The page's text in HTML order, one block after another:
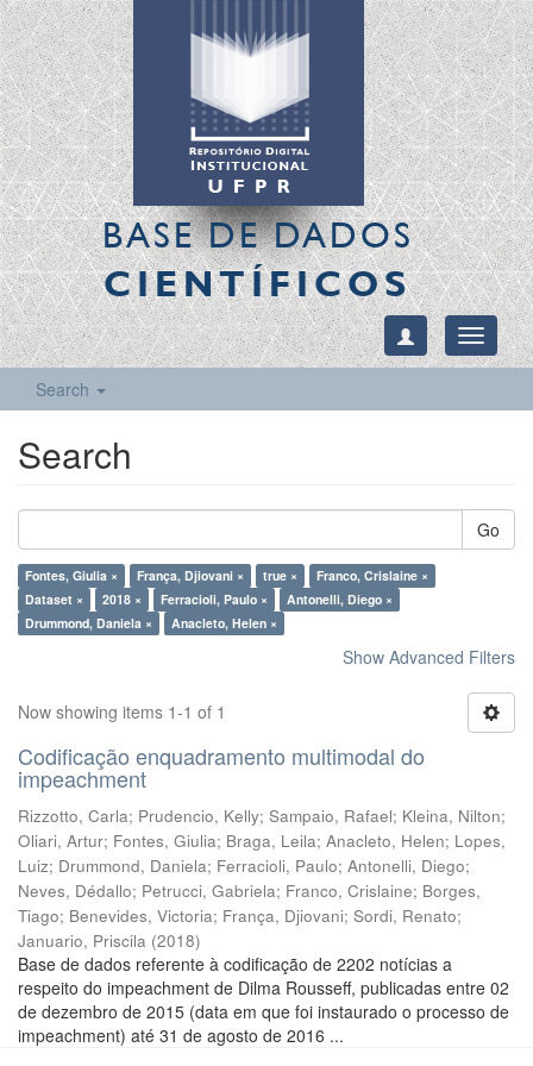
BASE DE DADOS
CIENTÍFICOS
Toggle
Search
Search
Go
Fontes, Giulia × França, Djiovani × true ×
Franco, Crislaine ×
Dataset ×
2018 × Ferracioli, Paulo ×
Antonelli, Diego ×
Drummond, Daniela ×
Anacleto, Helen ×
Show Advanced Filters
Now showing items 1-1 of 1
Codificação enquadramento multimodal do
impeachment
Rizzotto, Carla; Prudencio, Kelly; Sampaio, Rafael; Kleina, Nilton;
Oliari, Artur; Fontes, Giulia; Braga, Leila; Anacleto, Helen; Lopes,
Luiz; Drummond, Daniela; Ferracioli, Paulo; Antonelli, Diego;
Neves, Dédallo; Petrucci, Gabriela; Franco, Crislaine; Borges,
Tiago; Benevides, Victoria; França, Djiovani; Sordi, Renato;
Januario, Priscila (2018)
Base de dados referente à codificação de 2202 notícias a
respeito do impeachment de Dilma Rousseff, publicadas entre 02
de dezembro de 2015 (data em que foi instaurado o processo de
impeachment) até 31 de agosto de 2016 ...